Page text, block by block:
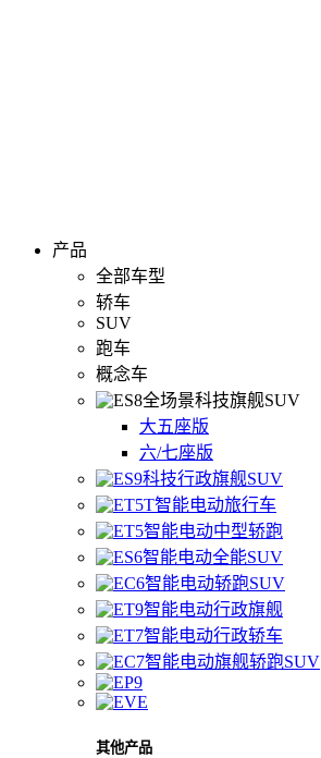
产品
全部车型
轿车
SUV
跑车
概念车
全场景科技旗舰SUV
大五座版
六/七座版
科技行政旗舰SUV
智能电动旅行车
智能电动中型轿跑
智能电动全能SUV
智能电动轿跑SUV
智能电动行政旗舰
智能电动行政轿车
智能电动旗舰轿跑SUV
其他产品